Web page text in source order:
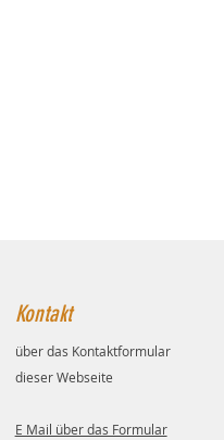
Kontakt
über das Kontaktformular
dieser Webseite
E Mail über das Formular